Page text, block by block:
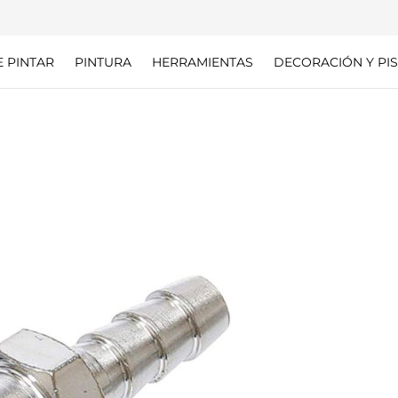
PINTAR PINTURA HERRAMIENTAS DECORACIÓN Y